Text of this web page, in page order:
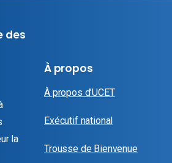
des
la
À propos
À propos d’UCET
Exécutif national
Trousse de Bienvenue